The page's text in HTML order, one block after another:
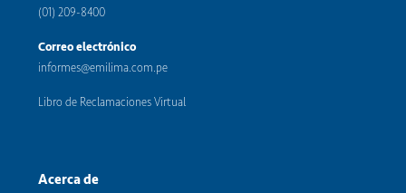
(01) 209-8400
Correo electrónico
informes@emilima.com.pe
Libro de Reclamaciones Virtual
Acerca de